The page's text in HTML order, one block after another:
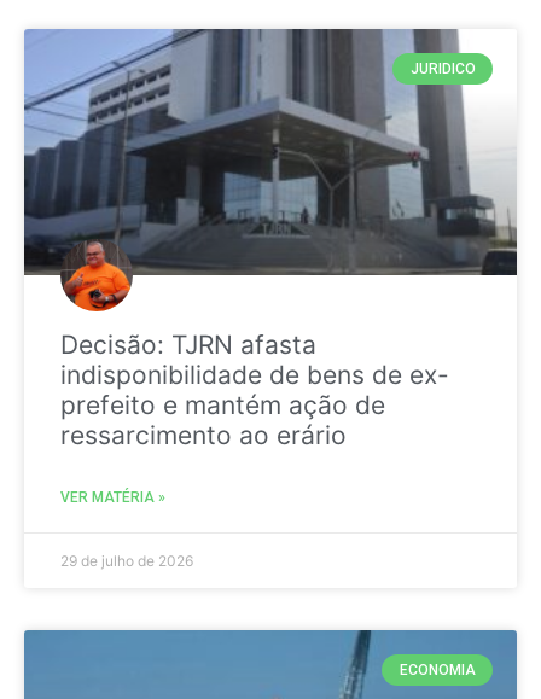
JURIDICO
Decisão: TJRN afasta
indisponibilidade de bens de ex-
prefeito e mantém ação de
ressarcimento ao erário
VER MATÉRIA »
29 de julho de 2026
ECONOMIA